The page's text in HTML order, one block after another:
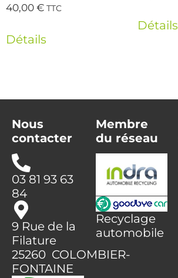
40,00€ TTC
Détails
Détails
Nous
contacter
03 81 93 63
84
9 Rue de la
Filature
25260 COLOMBIER-
FONTAINE
Membre
du réseau
Recyclage
automobile